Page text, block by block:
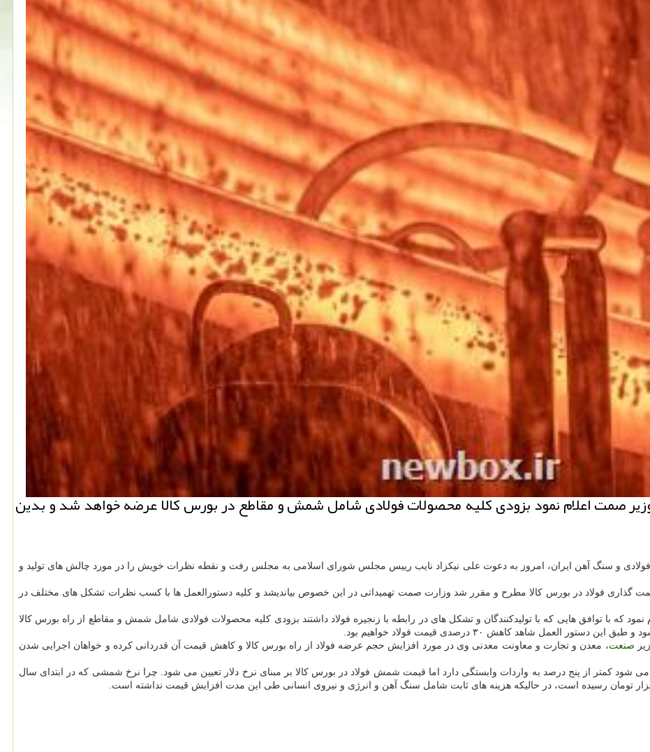
صمت اعلام نمود بزودی كلیه محصولات فولادی شامل شمش و مقاطع در بورس كالا عرضه خواهد شد و بدین
فولادی و سنگ آهن ایران، امروز به دعوت علی نیکزاد نایب رییس مجلس شورای اسلامی به مجلس رفت و نقطه نظرات خویش را در مورد چالش های تولید و
گذاری فولاد در بورس کالا مطرح و مقرر شد وزارت صمت تهمیداتی در این خصوص بیاندیشد و کلیه دستورالعمل ها با کسب نظرات تشکل های مختلف در
نمود که با توافق هایی که با تولیدکنندگان و تشکل های در رابطه با زنجیره فولاد داشتند بزودی کلیه محصولات فولادی شامل شمش و مقاطع از راه بورس کالا
العمل شاهد کاهش ۳۰ درصدی قیمت فولاد خواهیم بود.
صنعت، معدن و تجارت و معاونت معدنی وی در مورد افزایش حجم عرضه فولاد از راه بورس کالا و کاهش قیمت آن قدردانی کرده و خواهان اجرایی شدن
شود کمتر از پنج درصد به واردات وابستگی دارد اما قیمت شمش فولاد در بورس کالا بر مبنای نرخ دلار تعیین می شود. چرا نرخ شمشی که در ابتدای سال